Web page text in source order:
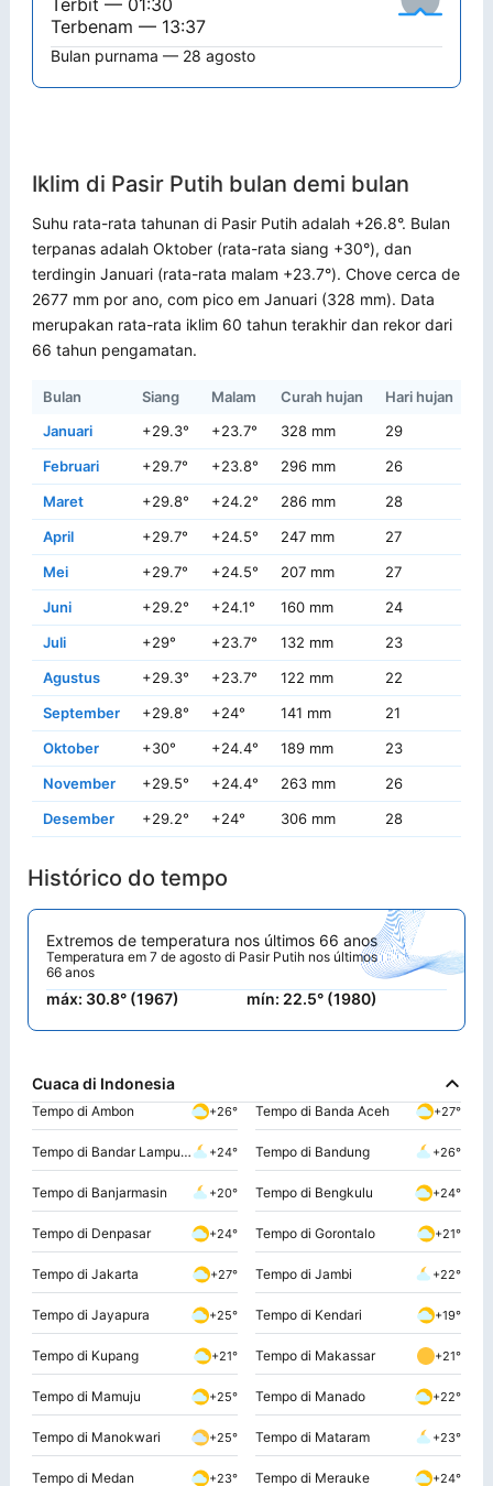
Terbit — 01:30
Terbenam — 13:37
Bulan purnama — 28 agosto
Iklim di Pasir Putih bulan demi bulan
Suhu rata-rata tahunan di Pasir Putih adalah +26.8°. Bulan
terpanas adalah Oktober (rata-rata siang +30°), dan
terdingin Januari (rata-rata malam +23.7°). Chove cerca de
2677 mm por ano, com pico em Januari (328 mm). Data
merupakan rata-rata iklim 60 tahun terakhir dan rekor dari
66 tahun pengamatan.
Bulan Siang Malam Curah hujan Hari hujan
Januari
+29.3° +23.7° 328 mm 29
Februari
+29.7° +23.8° 296 mm 26
Maret
+29.8° +24.2° 286 mm 28
April
+29.7° +24.5° 247 mm 27
Mei
+29.7° +24.5° 207 mm 27
Juni
+29.2° +24.1° 160 mm 24
Juli
+29° +23.7° 132 mm 23
Agustus
+29.3° +23.7° 122 mm 22
September
+29.8° +24° 141 mm 21
Oktober
+30° +24.4° 189 mm 23
November
+29.5° +24.4° 263 mm 26
Desember
+29.2° +24° 306 mm 28
Histórico do tempo
Extremos de temperatura nos últimos 66 anos
Temperatura em 7 de agosto di Pasir Putih nos últimos
66 anos
máx: 30.8° (1967) mín: 22.5° (1980)
Cuaca di Indonesia
Tempo di Ambon +26° Tempo di Banda Aceh +27°
Tempo di Bandar Lampung +24° Tempo di Bandung +26°
Tempo di Banjarmasin +20° Tempo di Bengkulu +24°
Tempo di Denpasar +24° Tempo di Gorontalo +21°
Tempo di Jakarta +27° Tempo di Jambi +22°
Tempo di Jayapura +25° Tempo di Kendari +19°
Tempo di Kupang +21° Tempo di Makassar +21°
Tempo di Mamuju +25° Tempo di Manado +22°
Tempo di Manokwari +25° Tempo di Mataram +23°
Tempo di Medan +23° Tempo di Merauke +24°